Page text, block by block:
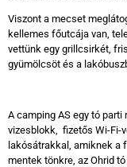
Viszont a mecset
kellemes főutcája van,
vettünk egy grillcsirkét,
gyümölcsöt és a
A camping AS egy tó parti
vizesblokk, fizetős Wi-Fi-
lakósátrakkal, amiknek a
mentek tönkre, az Ohrid